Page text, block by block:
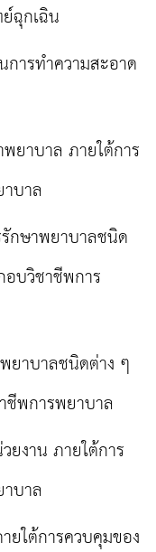
ฉุกเฉิน
ารทำความสะอาด
ยาบาล ภายใต้การ
บาล
กษาพยาบาลชนิด
บวิชาชีพการ
ยาบาลชนิดต่าง ๆ
ชีพการพยาบาล
ยงาน ภายใต้การ
บาล
ยใต้การควบคุมของ